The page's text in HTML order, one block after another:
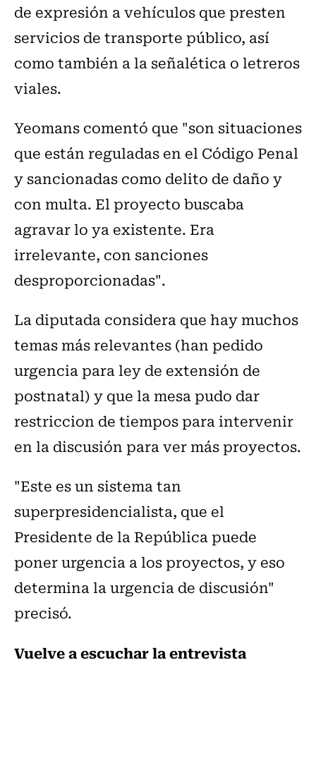
de expresión a vehículos que presten
servicios de transporte público, así
como también a la señalética o letreros
viales.
Yeomans comentó que "son situaciones
que están reguladas en el Código Penal
y sancionadas como delito de daño y
con multa. El proyecto buscaba
agravar lo ya existente. Era
irrelevante, con sanciones
desproporcionadas".
La diputada considera que hay muchos
temas más relevantes (han pedido
urgencia para ley de extensión de
postnatal) y que la mesa pudo dar
restriccion de tiempos para intervenir
en la discusión para ver más proyectos.
"Este es un sistema tan
superpresidencialista, que el
Presidente de la República puede
poner urgencia a los proyectos, y eso
determina la urgencia de discusión"
precisó.
Vuelve a escuchar la entrevista